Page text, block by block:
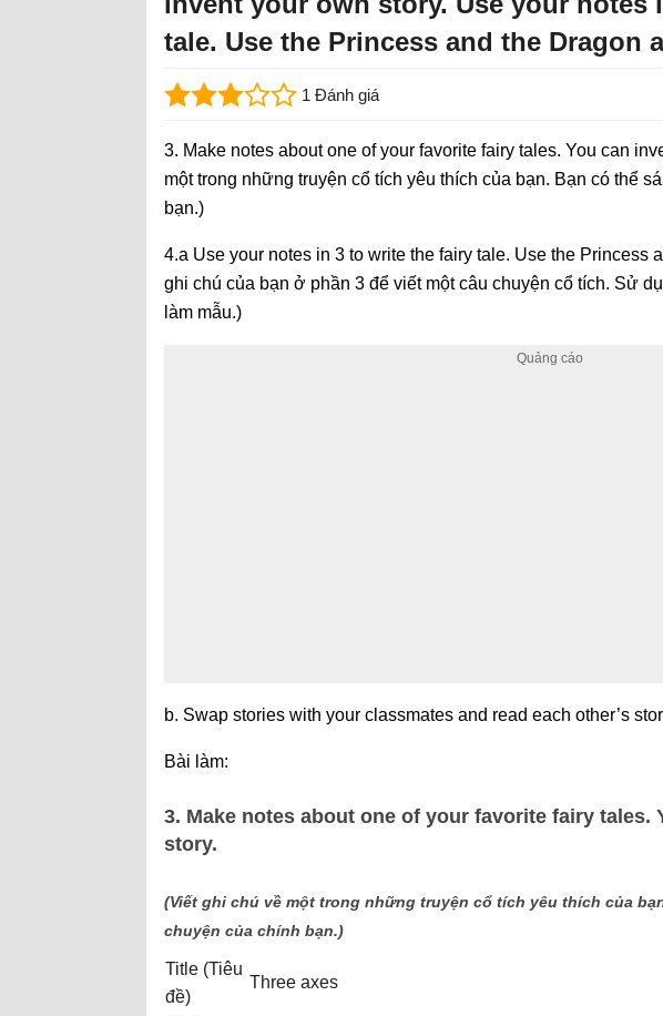
tale. Use the Princess and the Dragon
1 Đánh giá
3. Make notes about one of your favorite fairy tales. You can
một trong những truyện cổ tích yêu thích của bạn. Bạn có thể
bạn.)
4.a Use your notes in 3 to write the fairy tale. Use the Princess
ghi chú của bạn ở phần 3 để viết một câu chuyện cổ tích. Sử
làm mẫu.)
b. Swap stories with your classmates and read each other’s
Bài làm:
3. Make notes about one of your favorite fairy tales.
story.
(Viết ghi chú về một trong những truyện cổ tích yêu thích của
chuyện của chính bạn.)
Title (Tiêu
đề)
Three axes